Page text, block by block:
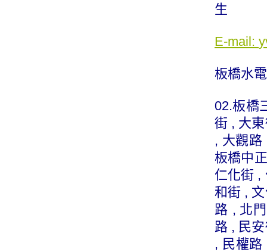
生
E-mail:
板橋水
02.板橋
街 , 大
, 大觀路
板橋中
仁化街 ,
和街 ,
路 , 北
路 , 民
, 民權